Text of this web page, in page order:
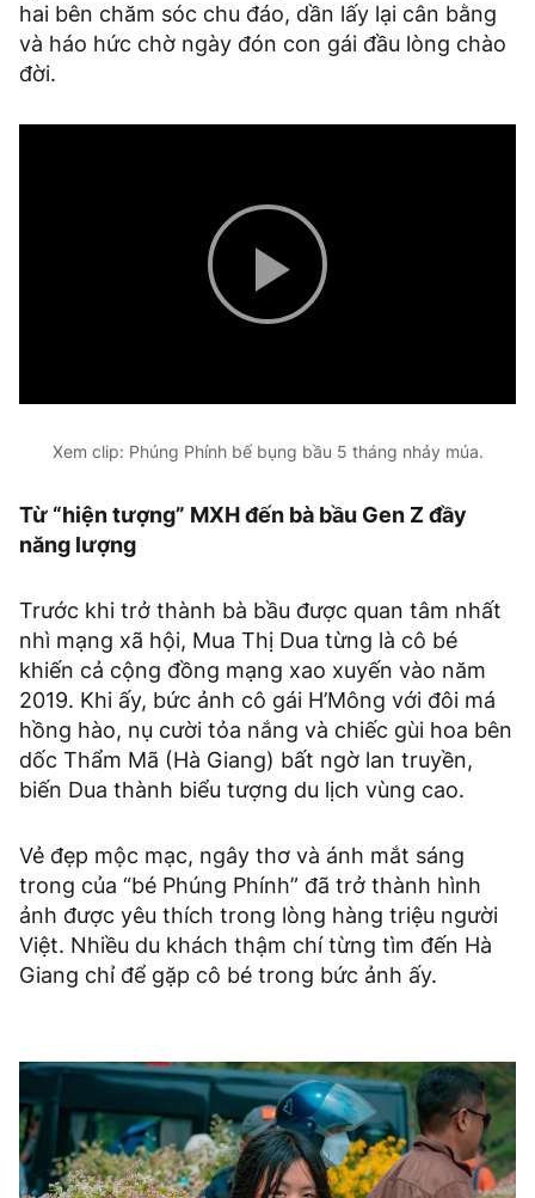
hai bên chăm sóc chu đáo, dần lấy lại cân bằng
và háo hức chờ ngày đón con gái đầu lòng chào
đời.
Play
Video
Xem clip: Phúng Phính bế bụng bầu 5 tháng nhảy múa.
Từ “hiện tượng” MXH đến bà bầu Gen Z đầy
năng lượng
Trước khi trở thành bà bầu được quan tâm nhất
nhì mạng xã hội, Mua Thị Dua từng là cô bé
khiến cả cộng đồng mạng xao xuyến vào năm
2019. Khi ấy, bức ảnh cô gái H’Mông với đôi má
hồng hào, nụ cười tỏa nắng và chiếc gùi hoa bên
dốc Thẩm Mã (Hà Giang) bất ngờ lan truyền,
biến Dua thành biểu tượng du lịch vùng cao.
Vẻ đẹp mộc mạc, ngây thơ và ánh mắt sáng
trong của “bé Phúng Phính” đã trở thành hình
ảnh được yêu thích trong lòng hàng triệu người
Việt. Nhiều du khách thậm chí từng tìm đến Hà
Giang chỉ để gặp cô bé trong bức ảnh ấy.